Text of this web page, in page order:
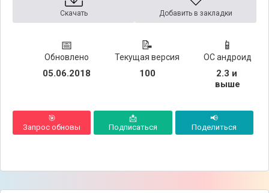
Скачать Добавить в закладки
📅
Обновлено
05.06.2018
📝
Текущая версия
100
📱
ОС андроид
2.3 и
выше
🎯
Запрос обновы
📩
Подписаться
📢
Поделиться